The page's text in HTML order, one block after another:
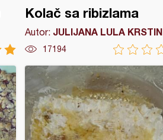
Kolač sa ribizlama
Autor: JULIJANA LULA KRSTIN
17194